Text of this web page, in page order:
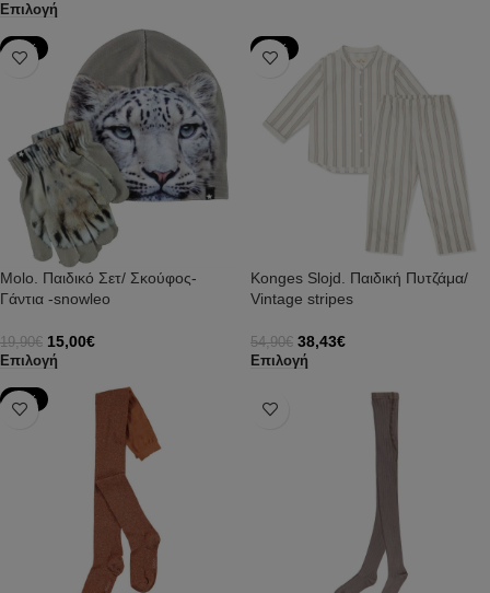
Επιλογή
-25%
Molo. Παιδικό Σετ/ Σκούφος-
Γάντια -snowleo
19,90€ 15,00€
Επιλογή
-30%
Konges Slojd. Παιδική Πυτζάμα/
Vintage stripes
54,90€ 38,43€
Επιλογή
-40%